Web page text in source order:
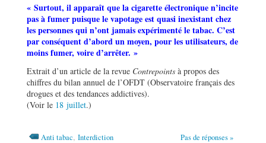
« Surtout, il apparaît que la cigarette électronique n’incite
pas à fumer puisque le vapotage est quasi inexistant chez
les personnes qui n’ont jamais expérimenté le tabac. C’est
par conséquent d’abord un moyen, pour les utilisateurs, de
moins fumer, voire d’arrêter. »
Extrait d’un article de la revue Contrepoints à propos des
chiffres du bilan annuel de l’OFDT (Observatoire français des
drogues et des tendances addictives).
(Voir le 18 juillet.)
Pas de réponses »
Anti tabac, Interdiction